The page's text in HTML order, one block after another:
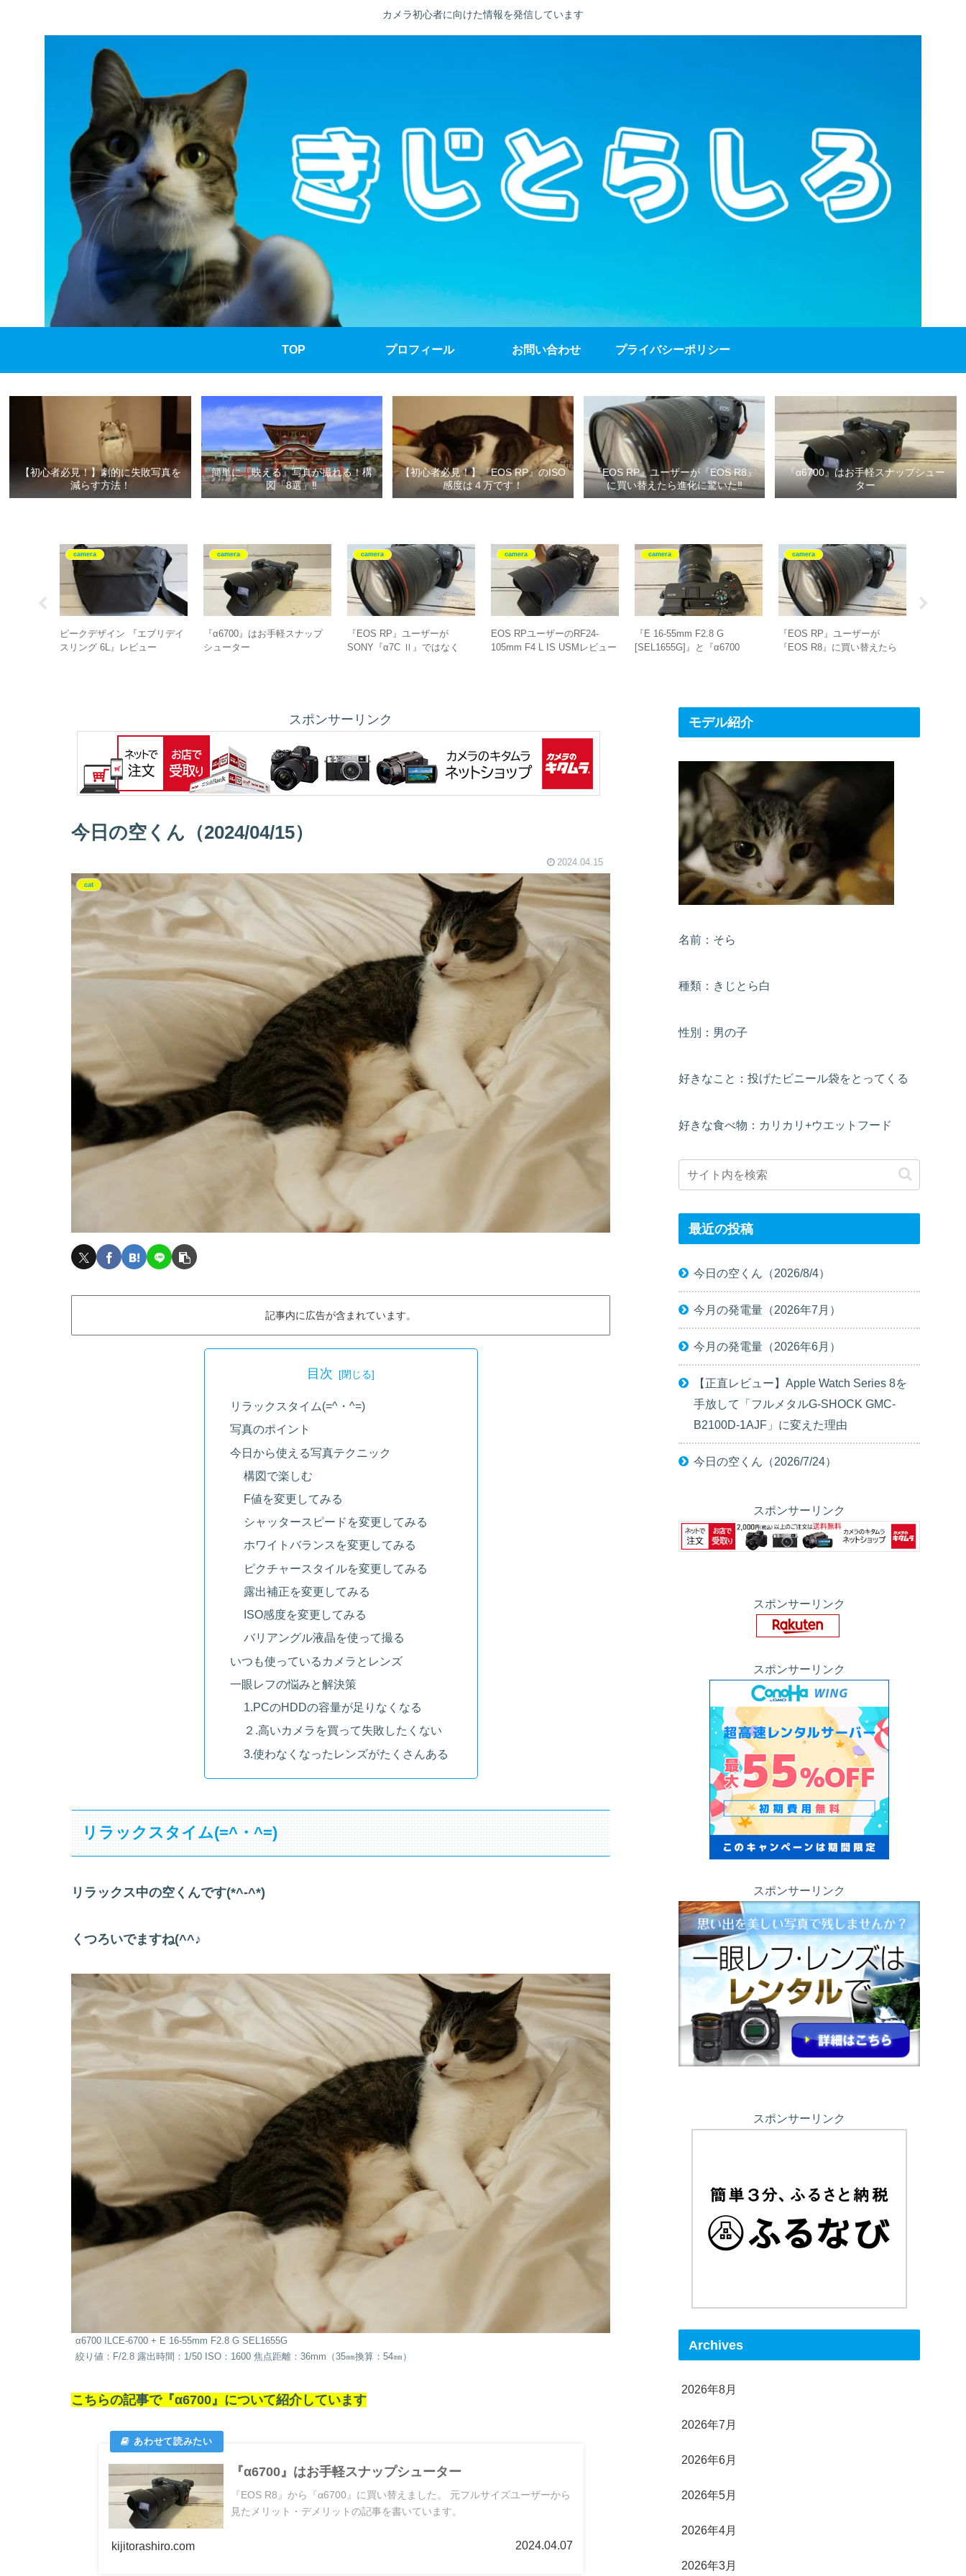
カメラ初心者に向けた情報を発信しています
TOP プロフィール お問い合わせ プライバシーポリシー
【初心者必見！】劇的に失敗写真を
減らす方法！
簡単に『映える』写真が撮れる！構
図「8選」‼
【初心者必見！】『EOS RP』のISO
感度は４万です！
『EOS RP』ユーザーが『EOS R8』
に買い替えたら進化に驚いた‼
『α6700』はお手軽スナップシュー
ター
camera
ピークデザイン 『エブリデイ
スリング 6L』レビュー
camera
『α6700』はお手軽スナップ
シューター
camera
『EOS RP』ユーザーが
SONY『α7C Ⅱ』ではなく
camera
EOS RPユーザーのRF24-
105mm F4 L IS USMレビュー
camera
『E 16-55mm F2.8 G
[SEL1655G]』と『α6700
camera
『EOS RP』ユーザーが
『EOS R8』に買い替えたら
スポンサーリンク
今日の空くん（2024/04/15）
2024.04.15
cat
記事内に広告が含まれています。
目次
リラックスタイム(=^・^=)
写真のポイント
今日から使える写真テクニック
構図で楽しむ
F値を変更してみる
シャッタースピードを変更してみる
ホワイトバランスを変更してみる
ピクチャースタイルを変更してみる
露出補正を変更してみる
ISO感度を変更してみる
バリアングル液晶を使って撮る
いつも使っているカメラとレンズ
一眼レフの悩みと解決策
1.PCのHDDの容量が足りなくなる
２.高いカメラを買って失敗したくない
3.使わなくなったレンズがたくさんある
リラックスタイム(=^・^=)
リラックス中の空くんです(*^-^*)
くつろいでますね(^^♪
α6700 ILCE-6700 + E 16-55mm F2.8 G SEL1655G
絞り値：F/2.8 露出時間：1/50 ISO：1600 焦点距離：36mm（35㎜換算：54㎜）
こちらの記事で『α6700』について紹介しています
『α6700』はお手軽スナップシューター
『EOS R8』から『α6700』に買い替えました。 元フルサイズユーザーから
見たメリット・デメリットの記事を書いています。
kijitorashiro.com 2024.04.07
モデル紹介
名前：そら
種類：きじとら白
性別：男の子
好きなこと：投げたビニール袋をとってくる
好きな食べ物：カリカリ+ウエットフード
最近の投稿
今日の空くん（2026/8/4）
今月の発電量（2026年7月）
今月の発電量（2026年6月）
【正直レビュー】Apple Watch Series 8を
手放して「フルメタルG-SHOCK GMC-
B2100D-1AJF」に変えた理由
今日の空くん（2026/7/24）
スポンサーリンク
スポンサーリンク
スポンサーリンク
スポンサーリンク
スポンサーリンク
Archives
2026年8月
2026年7月
2026年6月
2026年5月
2026年4月
2026年3月